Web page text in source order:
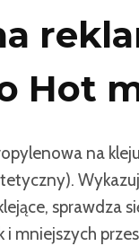
Hot
na
sprawdza
i mniejszych